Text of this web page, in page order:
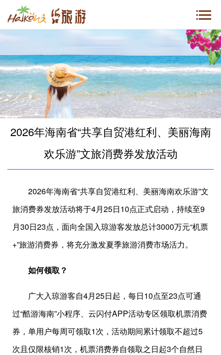
2026年海南省“共享自贸港红利、美丽海南
欢乐游”文旅消费券发放活动
2026年海南省“共享自贸港红利、美丽海南欢乐游”文
旅消费券发放活动将于4月25日10点正式启动，持续至9
月30日23点，面向全国入琼游客发放总计3000万元“机票
+”旅游消费券，将充分激发夏季旅游消费市场活力。
如何领取？
广大入琼游客自4月25日起，每日10点至23点可通
过“酷游海南”小程序、云闪付APP活动专区领取机票消费
券，单用户每周可领取1次，活动期间累计领取不超过5
次且仅限核销1次，机票消费券自领取之日起3个自然日